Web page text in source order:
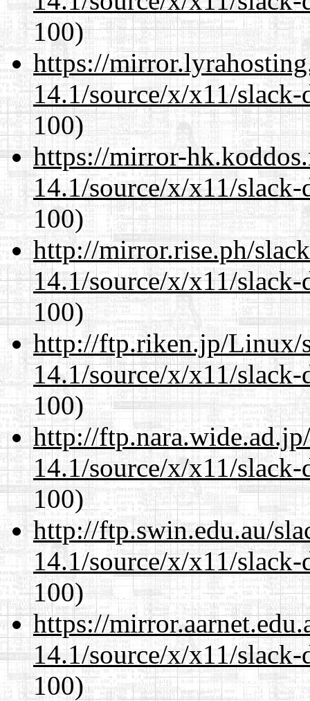
100)
https://
14.1/source/x/x11/
100)
https://mirror-
14.1/source/x/x11/
100)
http://mirror.rise.ph/
14.1/source/x/x11/
100)
http://ftp.riken.jp/Linux/
14.1/source/x/x11/
100)
http://
14.1/source/x/x11/
100)
http://ftp.swin.edu.au/
14.1/source/x/x11/
100)
https://
14.1/source/x/x11/
100)